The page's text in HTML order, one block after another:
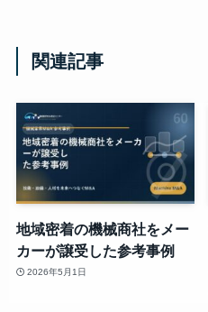
関連記事
地域密着の機械商社をメー
カーが譲受した参考事例
2026年5月1日